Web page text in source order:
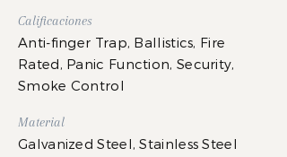
Calificaciones
Anti-finger Trap, Ballistics, Fire
Rated, Panic Function, Security,
Smoke Control
Material
Galvanized Steel, Stainless Steel